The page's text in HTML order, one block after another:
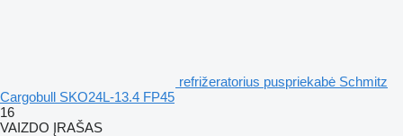
refrižeratorius puspriekabė Schmitz
Cargobull SKO24L-13.4 FP45
16
VAIZDO ĮRAŠAS